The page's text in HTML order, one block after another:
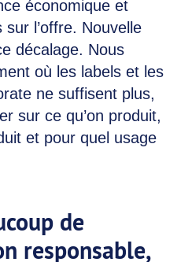
économique et
l’offre. Nouvelle
décalage. Nous
où les labels et les
ne suffisent plus,
sur ce qu’on produit,
et pour quel usage
de
responsable,